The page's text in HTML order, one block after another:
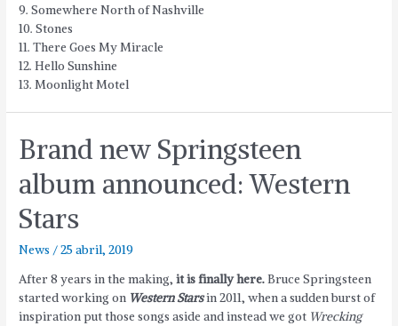
9. Somewhere North of Nashville
10. Stones
11. There Goes My Miracle
12. Hello Sunshine
13. Moonlight Motel
Brand new Springsteen
album announced: Western
Stars
News /25 abril, 2019
After 8 years in the making,it is finally here.Bruce Springsteen
started working on Western Starsin 2011, when a sudden burst of
inspiration put those songs aside and instead we got Wrecking